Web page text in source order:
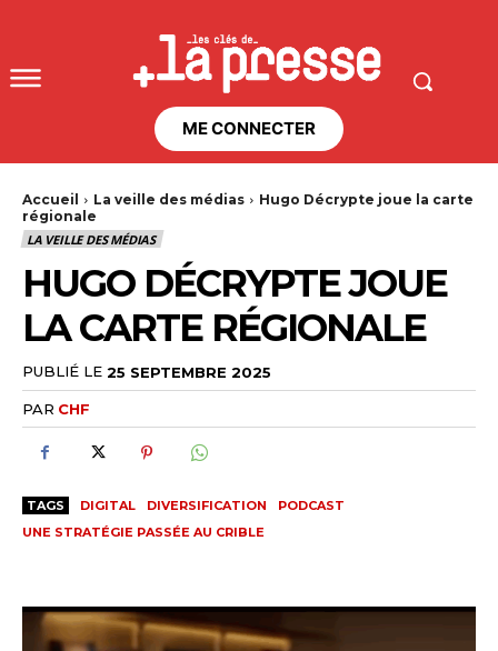
ME CONNECTER
Accueil La veille des médias
Hugo Décrypte joue la carte
régionale
LA VEILLE DES MÉDIAS
HUGO DÉCRYPTE JOUE
LA CARTE RÉGIONALE
PUBLIÉ LE 25 SEPTEMBRE 2025
PAR CHF
TAGS DIGITAL DIVERSIFICATION
PODCAST
UNE STRATÉGIE PASSÉE AU CRIBLE